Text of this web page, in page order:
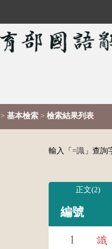
> 基本檢索 > 檢索結果列表
輸入「 =識 」查詢
正文(2)
編號
1 識